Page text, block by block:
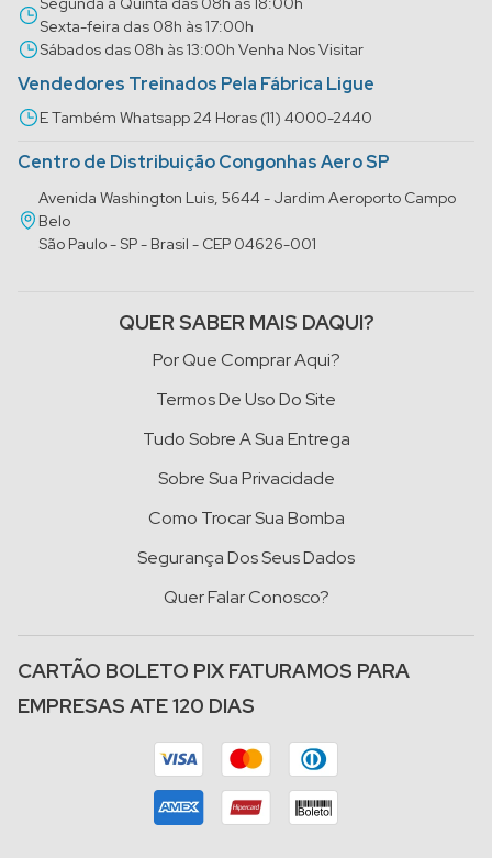
Sexta-feira das 08h às 17:00h
Sábados das 08h às 13:00h Venha Nos Visitar
Vendedores Treinados Pela Fábrica Ligue
E Também Whatsapp 24 Horas (11) 4000-2440
Centro de Distribuição Congonhas Aero SP
Avenida Washington Luis, 5644 - Jardim Aeroporto Campo
Belo
São Paulo - SP - Brasil - CEP 04626-001
QUER SABER MAIS DAQUI?
Por Que Comprar Aqui?
Termos De Uso Do Site
Tudo Sobre A Sua Entrega
Sobre Sua Privacidade
Como Trocar Sua Bomba
Segurança Dos Seus Dados
Quer Falar Conosco?
CARTÃO BOLETO PIX FATURAMOS PARA
EMPRESAS ATE 120 DIAS